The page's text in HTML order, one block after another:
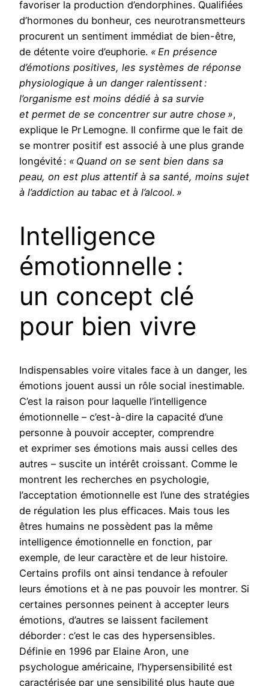
favoriser la production d’endorphines. Qualifiées
d’hormones du bonheur, ces neurotransmetteurs
procurent un sentiment immédiat de bien-être,
de détente voire d’euphorie. « En présence
d’émotions positives, les systèmes de réponse
physiologique à un danger ralentissent :
l’organisme est moins dédié à sa survie
et permet de se concentrer sur autre chose »,
explique le Pr Lemogne. Il confirme que le fait de
se montrer positif est associé à une plus grande
longévité : « Quand on se sent bien dans sa
peau, on est plus attentif à sa santé, moins sujet
à l’addiction au tabac et à l’alcool. »
Intelligence
émotionnelle :
un concept clé
pour bien vivre
Indispensables voire vitales face à un danger, les
émotions jouent aussi un rôle social inestimable.
C’est la raison pour laquelle l’intelligence
émotionnelle – c’est-à-dire la capacité d’une
personne à pouvoir accepter, comprendre
et exprimer ses émotions mais aussi celles des
autres – suscite un intérêt croissant. Comme le
montrent les recherches en psychologie,
l’acceptation émotionnelle est l’une des stratégies
de régulation les plus efficaces. Mais tous les
êtres humains ne possèdent pas la même
intelligence émotionnelle en fonction, par
exemple, de leur caractère et de leur histoire.
Certains profils ont ainsi tendance à refouler
leurs émotions et à ne pas pouvoir les montrer. Si
certaines personnes peinent à accepter leurs
émotions, d’autres se laissent facilement
déborder : c’est le cas des hypersensibles.
Définie en 1996 par Elaine Aron, une
psychologue américaine, l’hypersensibilité est
caractérisée par une sensibilité plus haute que